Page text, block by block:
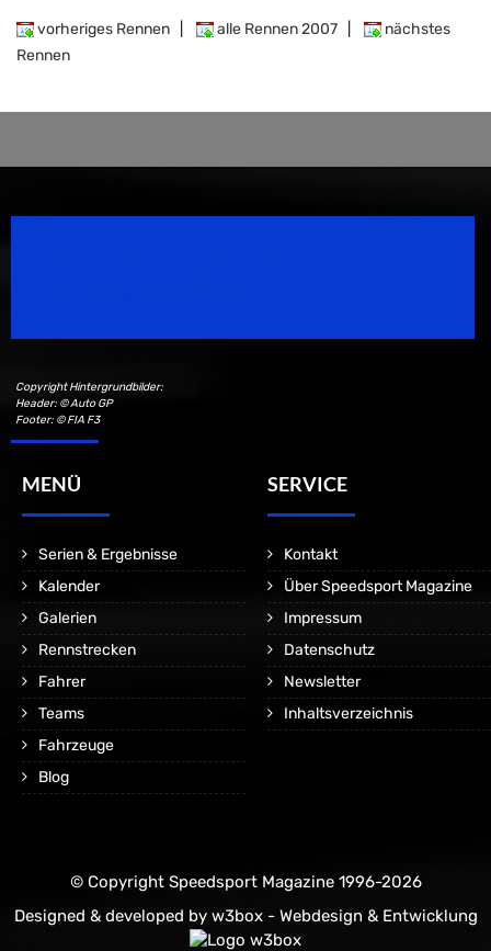
vorheriges Rennen alle Rennen 2007
nächstes
Rennen
Copyright Hintergrundbilder:
Header: © Auto GP
Footer: © FIA F3
MENÜ
Serien & Ergebnisse
Kalender
Galerien
Rennstrecken
Fahrer
Teams
Fahrzeuge
Blog
SERVICE
Kontakt
Über Speedsport Magazine
Impressum
Datenschutz
Newsletter
Inhaltsverzeichnis
© Copyright Speedsport Magazine 1996-2026
Designed & developed by w3box - Webdesign & Entwicklung